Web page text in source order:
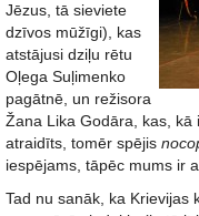
Jēzus, tā sieviete
dzīvos mūžīgi), kas
atstājusi dziļu rētu
Oļega Suļimenko
pagātnē, un režisora
Žana Lika Godāra, kas,
atraidīts, tomēr spējis
iespējams, tāpēc mums ir
Tad nu sanāk, ka Krievijas